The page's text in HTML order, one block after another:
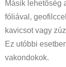
Másik lehetőség
fóliával,
kavicsot vagy
Ez utóbbi
vakondokok.